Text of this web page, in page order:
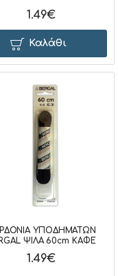
1.49€
Καλάθι
ΥΠΟΔΗΜΑΤΩΝ
ΨΙΛΑ 60cm ΚΑΦΕ
1.49€